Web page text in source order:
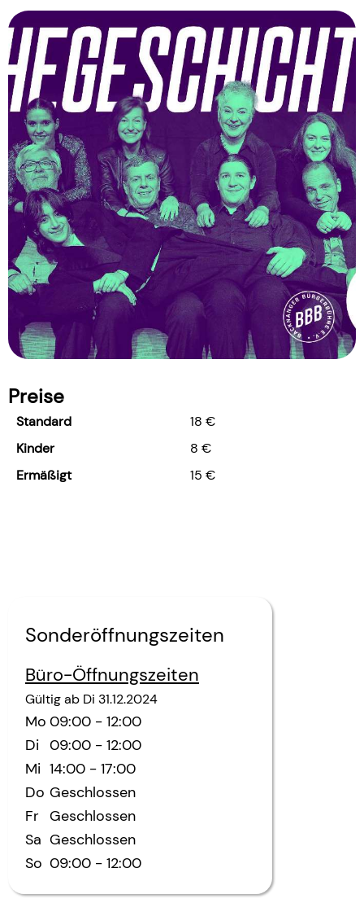
Preise
Standard
18 €
Kinder
8 €
Ermäßigt
15 €
Sonderöffnungszeiten
Büro-Öffnungszeiten
Gültig ab Di 31.12.2024
Mo 09:00 - 12:00
Di 09:00 - 12:00
Mi 14:00 - 17:00
Do Geschlossen
Fr Geschlossen
Sa Geschlossen
So 09:00 - 12:00